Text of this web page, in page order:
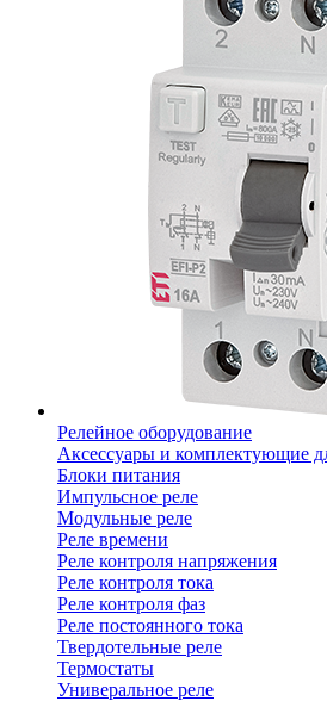
Релейное оборудование
Аксессуары и комплектующие
Блоки питания
Импульсное реле
Модульные реле
Реле времени
Реле контроля напряжения
Реле контроля тока
Реле контроля фаз
Реле постоянного тока
Твердотельные реле
Термостаты
Универальное реле